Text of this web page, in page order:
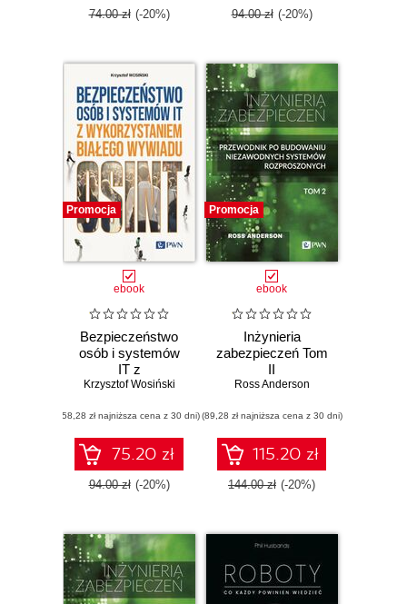
medycyny.
pozycje bardzo
specjalistyczne,
jak i publikacje o
charakterze
przekrojowym.
74.00 zł (-20%) 94.00 zł (-20%)
Promocja
ebook
Bezpieczeństwo
osób i systemów
IT z
wykorzystaniem
Krzysztof Wosiński
(58,28 zł najniższa cena z 30 dni)
75.20 zł
94.00 zł (-20%)
Promocja
ebook
Inżynieria
zabezpieczeń Tom
II
Ross Anderson
(89,28 zł najniższa cena z 30 dni)
115.20 zł
144.00 zł (-20%)